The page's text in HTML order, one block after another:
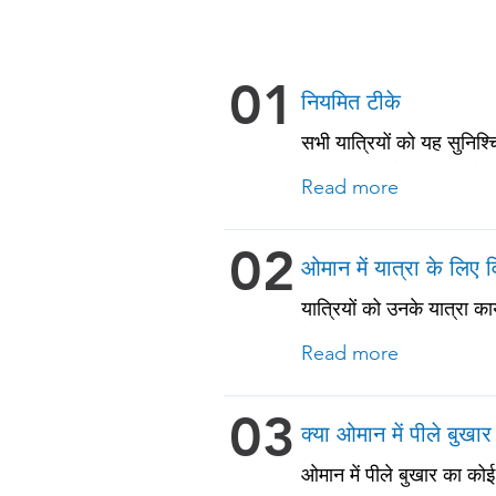
01 नियमित टीके
सभी यात्रियों को यह
चिकनपॉक्स (वैरीसेला) •
Read more
02 ओमान में यात्रा के लिए
यात्रियों को उनके यात्रा
Read more
03 क्या ओमान में पीले
ओमान में पीले बुखार का